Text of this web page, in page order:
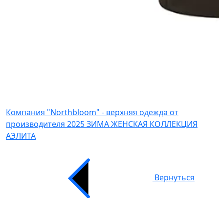
Компания "Northbloom" - верхняя одежда от
производителя 2025 ЗИМА ЖЕНСКАЯ КОЛЛЕКЦИЯ
АЭЛИТА
Вернуться